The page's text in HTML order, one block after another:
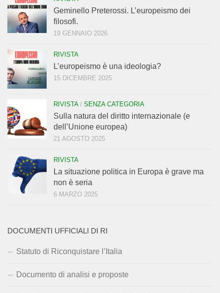
Geminello Preterossi. L’europeismo dei
filosofi.
19 GENNAIO 2026
RIVISTA
L’europeismo è una ideologia?
15 DICEMBRE 2025
RIVISTA/ SENZA CATEGORIA
Sulla natura del diritto internazionale (e
dell’Unione europea)
21 AGOSTO 2025
RIVISTA
La situazione politica in Europa è grave ma
non è seria
6 MARZO 2025
DOCUMENTI UFFICIALI DI RI
Statuto di Riconquistare l’Italia
Documento di analisi e proposte